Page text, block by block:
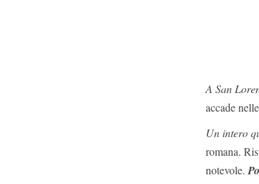
A San
accade
Un intero
romana.
notevole. P